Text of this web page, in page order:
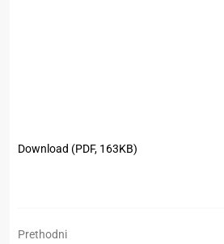
Download (PDF, 163KB)
Prethodni